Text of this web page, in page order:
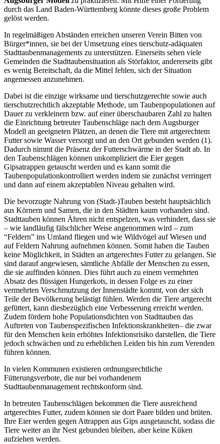
durch das Land Baden-Württemberg könnte dieses große Problem
gelöst werden.
In regelmäßigen Abständen erreichen unseren Verein Bitten von
Bürger*innen, sie bei der Umsetzung eines tierschutz-adäquaten
Stadttaubenmanagements zu unterstützen. Einerseits sehen viele
Gemeinden die Stadttaubensituation als Störfaktor, andererseits gibt
es wenig Bereitschaft, da die Mittel fehlen, sich der Situation
angemessen anzunehmen.
Dabei ist die einzige wirksame und tierschutzgerechte sowie auch
tierschutzrechtlich akzeptable Methode, um Taubenpopulationen auf
Dauer zu verkleinern bzw. auf einer überschaubaren Zahl zu halten
die Einrichtung betreuter Taubenschläge nach dem Augsburger
Modell an geeigneten Plätzen, an denen die Tiere mit artgerechtem
Futter sowie Wasser versorgt und an den Ort gebunden werden (1).
Dadurch nimmt die Präsenz der Futterschwärme in der Stadt ab. In
den Taubenschlägen können unkompliziert die Eier gegen
Gipsatrappen getauscht werden und es kann somit die
Taubenpopulationkontrolliert werden indem sie zunächst verringert
und dann auf einem akzeptablen Niveau gehalten wird.
Die bevorzugte Nahrung von (Stadt-)Tauben besteht hauptsächlich
aus Körnern und Samen, die in den Städten kaum vorhanden sind.
Stadttauben können Ähren nicht entspelzen, was verhindert, dass sie
– wie landläufig fälschlicher Weise angenommen wird – zum
“Feldern” ins Umland fliegen und wie Wildvögel auf Wiesen und
auf Feldern Nahrung aufnehmen können. Somit haben die Tauben
keine Möglichkeit, in Städten an artgerechtes Futter zu gelangen. Sie
sind darauf angewiesen, sämtliche Abfälle der Menschen zu essen,
die sie auffinden können. Dies führt auch zu einem vermehrten
Absatz des flüssigen Hungerkots, in dessen Folge es zu einer
vermehrten Verschmutzung der Innenstädte kommt, von der sich
Teile der Bevölkerung belästigt fühlen. Werden die Tiere artgerecht
gefüttert, kann diesbezüglich eine Verbesserung erreicht werden.
Zudem fördern hohe Populationsdichten von Stadttauben das
Auftreten von Taubenspezifischen Infektionskrankheiten– die zwar
für den Menschen kein erhöhtes Infektionsrisiko darstellen, die Tiere
jedoch schwächen und zu erheblichen Leiden bis hin zum Verenden
führen können.
In vielen Kommunen existieren ordnungsrechtliche
Fütterungsverbote, die nur bei vorhandenem
Stadttaubenmanagement rechtskonform sind.
In betreuten Taubenschlägen bekommen die Tiere ausreichend
artgerechtes Futter, zudem können sie dort Paare bilden und brüten.
Ihre Eier werden gegen Attrappen aus Gips ausgetauscht, sodass die
Tiere weiter an ihr Nest gebunden bleiben, aber keine Küken
aufziehen werden.